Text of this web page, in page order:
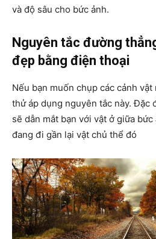
và độ sâu cho bức ảnh.
Nguyên tắc đường
đẹp bằng điện thoại
Nếu bạn muốn chụp các cảnh
thử áp dụng nguyên tắc này. Đặc
sẽ dẫn mắt bạn với vật ở giữa
đang đi gần lại vật chủ thể đó